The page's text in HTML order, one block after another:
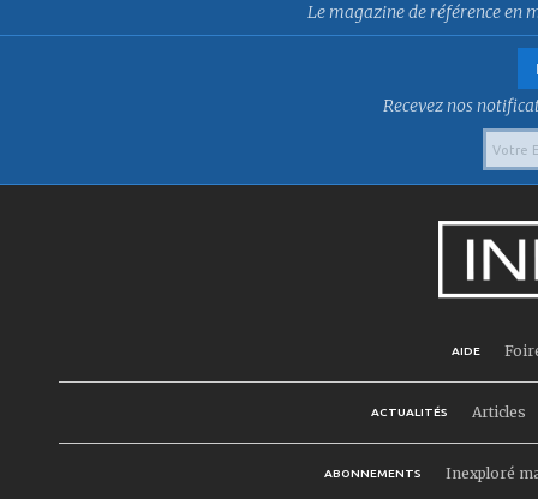
Le magazine de référence en
Recevez nos
AIDE
ACTUALITÉS Articles
ABONNEMENTS Inexploré